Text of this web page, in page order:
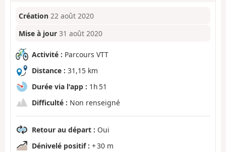
Création 22 août 2020
Mise à jour 31 août 2020
Activité : Parcours VTT
Distance : 31,15 km
Durée via l'app : 1h 51
Difficulté : Non renseigné
Retour au départ : Oui
Dénivelé positif : + 30 m